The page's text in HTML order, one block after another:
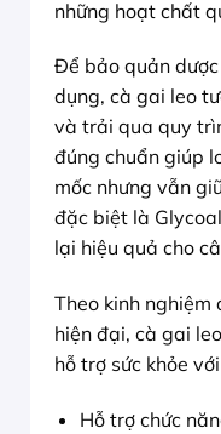
những hoạt chất
Để bảo quản
dụng, cà gai leo
và trải qua quy
đúng chuẩn giúp
mốc nhưng vẫn
đặc biệt là
lại hiệu quả cho
Theo kinh nghiệm
hiện đại, cà gai
hỗ trợ sức khỏe
Hỗ trợ chức